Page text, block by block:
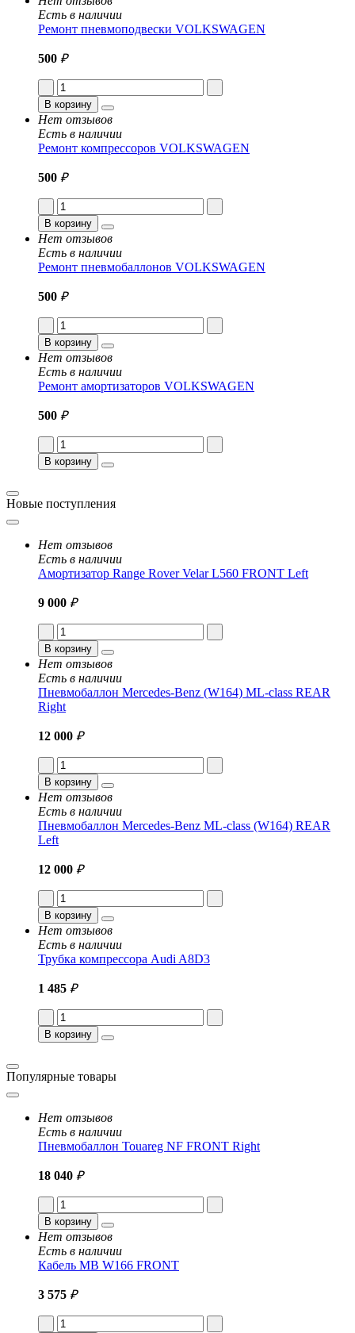
Есть в наличии
Ремонт пневмоподвески VOLKSWAGEN
500 ₽
В корзину
Нет отзывов
Есть в наличии
Ремонт компрессоров VOLKSWAGEN
500 ₽
В корзину
Нет отзывов
Есть в наличии
Ремонт пневмобаллонов VOLKSWAGEN
500 ₽
В корзину
Нет отзывов
Есть в наличии
Ремонт амортизаторов VOLKSWAGEN
500 ₽
В корзину
Новые поступления
Нет отзывов
Есть в наличии
Амортизатор Range Rover Velar L560 FRONT Left
9 000 ₽
В корзину
Нет отзывов
Есть в наличии
Пневмобаллон Mercedes-Benz (W164) ML-class REAR
Right
12 000 ₽
В корзину
Нет отзывов
Есть в наличии
Пневмобаллон Mercedes-Benz ML-class (W164) REAR
Left
12 000 ₽
В корзину
Нет отзывов
Есть в наличии
Трубка компрессора Audi A8D3
1 485 ₽
В корзину
Популярные товары
Нет отзывов
Есть в наличии
Пневмобаллон Touareg NF FRONT Right
18 040 ₽
В корзину
Нет отзывов
Есть в наличии
Кабель MB W166 FRONT
3 575 ₽